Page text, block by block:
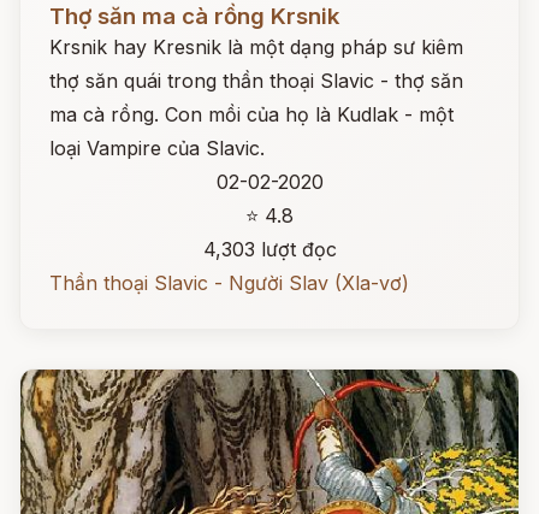
Thợ săn ma cà rồng Krsnik
Krsnik hay Kresnik là một dạng pháp sư kiêm
thợ săn quái trong thần thoại Slavic - thợ săn
ma cà rồng. Con mồi của họ là Kudlak - một
loại Vampire của Slavic.
02-02-2020
⭐ 4.8
4,303 lượt đọc
Thần thoại Slavic - Người Slav (Xla-vơ)